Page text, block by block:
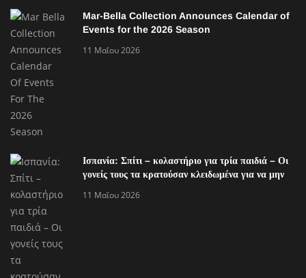
Mar-Bella Collection Announces Calendar of
Events for the 2026 Season
11 Μαΐου 2026
Ισπανία: Σπίτι – κολαστήριο για τρία παιδιά – Οι
γονείς τους τα κρατούσαν κλειδωμένα για να μην
11 Μαΐου 2026